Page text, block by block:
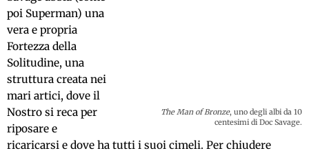
The Man of Bronze, uno degli albi da 10
centesimi di Doc Savage.
poi Superman) una
vera e propria
Fortezza della
Solitudine, una
struttura creata nei
mari artici, dove il
Nostro si reca per
riposare e
ricaricarsi e dove ha tutti i suoi cimeli. Per chiudere